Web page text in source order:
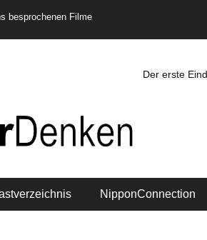
besprochenen Filme
Der erste
NipponConnection